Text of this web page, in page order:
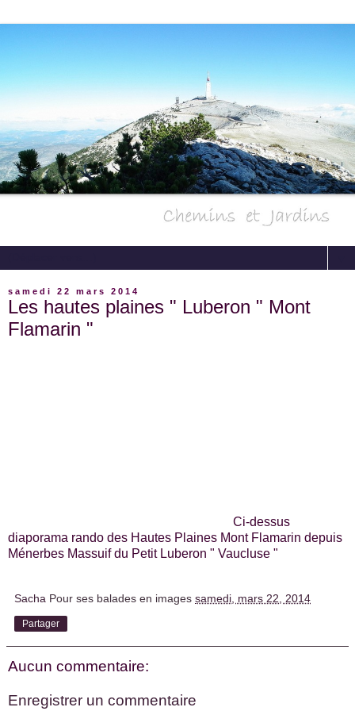
samedi 22 mars 2014
Les hautes plaines " Luberon " Mont
Flamarin "
Ci-dessus
diaporama rando des Hautes Plaines Mont Flamarin depuis
Ménerbes Massuif du Petit Luberon " Vaucluse "
Sacha Pour ses balades en images samedi, mars 22, 2014
Partager
Aucun commentaire:
Enregistrer un commentaire